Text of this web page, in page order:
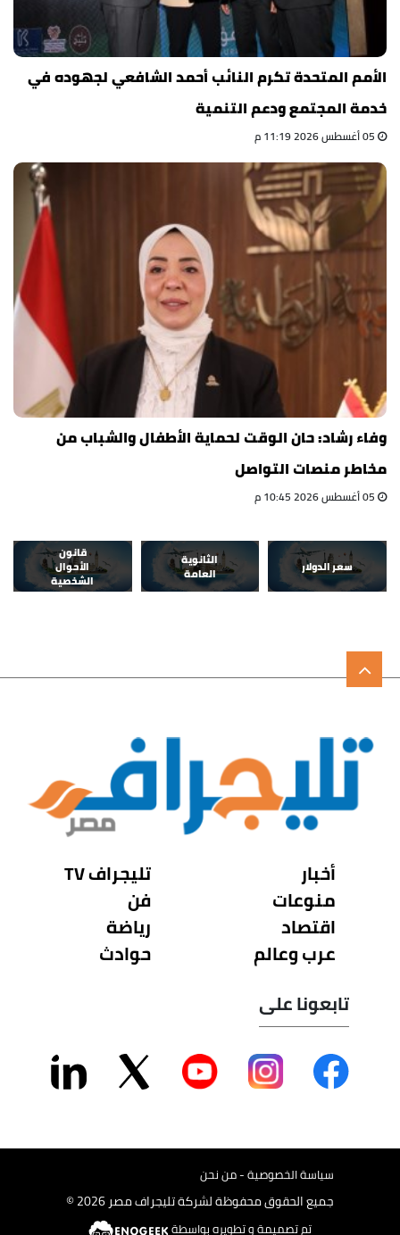
الأمم المتحدة تكرم النائب أحمد الشافعي لجهوده في
خدمة المجتمع ودعم التنمية
وفاء رشاد: حان الوقت لحماية الأطفال والشباب من
مخاطر منصات التواصل
سعر الدولار
الثانوية
العامة
قانون
الأحوال
الشخصية
أخبار
منوعات
اقتصاد
عرب وعالم
تليجراف TV
فن
رياضة
حوادث
تابعونا على
سياسة الخصوصية - من نحن
جميع الحقوق محفوظة لشركة تليجراف مصر 2026 ©
تم تصميمة و تطويره بواسطة